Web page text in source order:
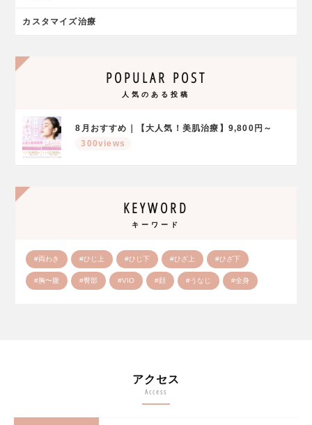
カスタマイズ治療
POPULAR POST
人気のある投稿
8月おすすめ｜【大人気！美肌治療】9,800円～
300views
KEYWORD
キーワード
#両わき #ひじ上 #ひじ下 #ひざ上 #ひざ下
#胸〜腹 #臀部 #VIO #顔 #うなじ #全身
アクセス
Access